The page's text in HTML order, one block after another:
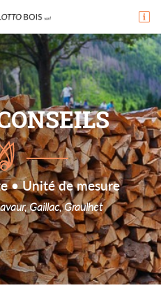

nos propositions commerciales à
vous désinscrire à tout moment en utilisant
VOTRE
!
57 87
• Unité de mesure
Gaillac, Graulhet